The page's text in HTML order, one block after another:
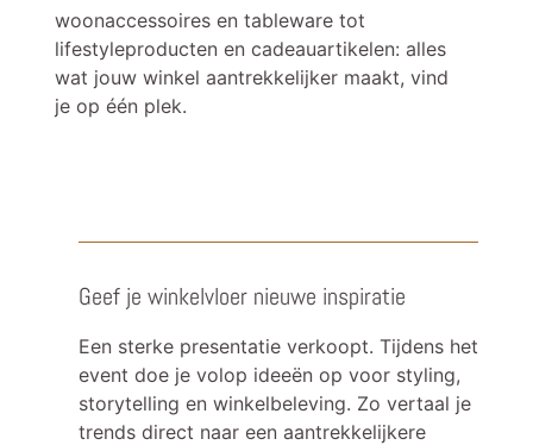
woonaccessoires en tableware tot
lifestyleproducten en cadeauartikelen: alles
wat jouw winkel aantrekkelijker maakt, vind
je op één plek.
Geef je winkelvloer nieuwe inspiratie
Een sterke presentatie verkoopt. Tijdens het
event doe je volop ideeën op voor styling,
storytelling en winkelbeleving. Zo vertaal je
trends direct naar een aantrekkelijkere